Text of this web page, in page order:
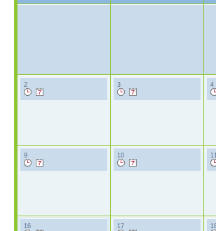
2 3 4
9 10
16 17